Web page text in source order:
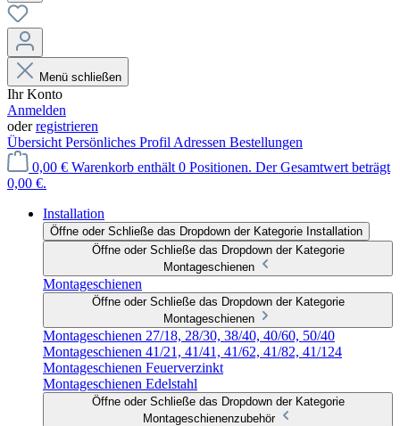
Menü schließen
Ihr Konto
Anmelden
oderregistrieren
Übersicht Persönliches Profil Adressen Bestellungen
0,00 € Warenkorb enthält 0 Positionen. Der Gesamtwert beträgt
0,00 €.
Installation
Öffne oder Schließe das Dropdown der Kategorie Installation
Öffne oder Schließe das Dropdown der Kategorie
Montageschienen
Montageschienen
Öffne oder Schließe das Dropdown der Kategorie
Montageschienen
Montageschienen 27/18, 28/30, 38/40, 40/60, 50/40
Montageschienen 41/21, 41/41, 41/62, 41/82, 41/124
Montageschienen Feuerverzinkt
Montageschienen Edelstahl
Öffne oder Schließe das Dropdown der Kategorie
Montageschienenzubehör